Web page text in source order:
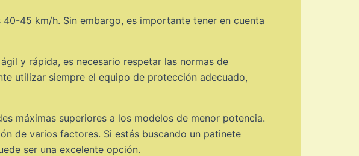
45 km/h. Sin embargo, es importante tener en cuenta
y rápida, es necesario respetar las normas de
utilizar siempre el equipo de protección adecuado,
máximas superiores a los modelos de menor potencia.
de varios factores. Si estás buscando un patinete
ser una excelente opción.